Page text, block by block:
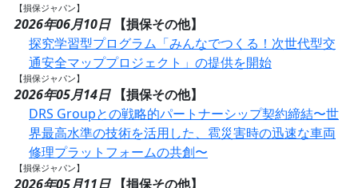
【損保ジャパン】
2026年06月10日
【損保その他】
探究学習型プログラム「みんなでつくる！次世代型交
通安全マッププロジェクト」の提供を開始
【損保ジャパン】
2026年05月14日
【損保その他】
DRS Groupとの戦略的パートナーシップ契約締結〜世
界最高水準の技術を活用した、雹災害時の迅速な車両
修理プラットフォームの共創〜
【損保ジャパン】
2026年05月11日
【損保その他】